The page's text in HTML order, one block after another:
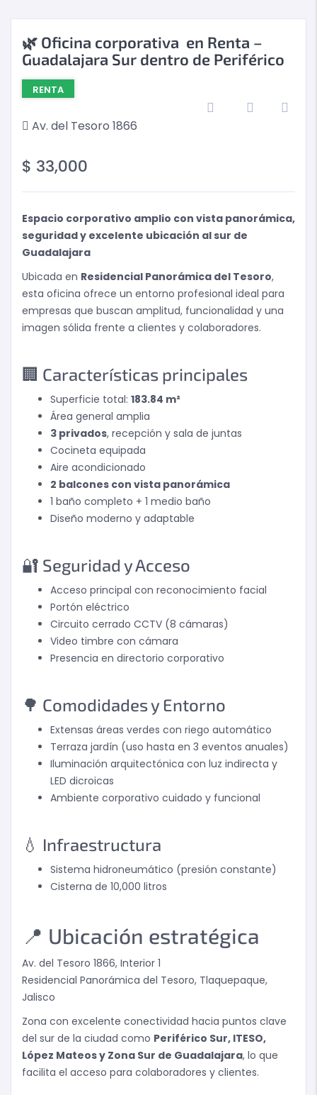
🌿 Oficina corporativa en Renta –
Guadalajara Sur dentro de Periférico
RENTA
Av. del Tesoro 1866
$ 33,000
Espacio corporativo amplio con vista panorámica,
seguridad y excelente ubicación al sur de
Guadalajara
Ubicada en Residencial Panorámica del Tesoro,
esta oficina ofrece un entorno profesional ideal para
empresas que buscan amplitud, funcionalidad y una
imagen sólida frente a clientes y colaboradores.
🏢 Características principales
Superficie total: 183.84 m²
Área general amplia
3 privados, recepción y sala de juntas
Cocineta equipada
Aire acondicionado
2 balcones con vista panorámica
1 baño completo + 1 medio baño
Diseño moderno y adaptable
🔐 Seguridad y Acceso
Acceso principal con reconocimiento facial
Portón eléctrico
Circuito cerrado CCTV (8 cámaras)
Video timbre con cámara
Presencia en directorio corporativo
🌳 Comodidades y Entorno
Extensas áreas verdes con riego automático
Terraza jardín (uso hasta en 3 eventos anuales)
Iluminación arquitectónica con luz indirecta y
LED dicroicas
Ambiente corporativo cuidado y funcional
💧 Infraestructura
Sistema hidroneumático (presión constante)
Cisterna de 10,000 litros
📍 Ubicación estratégica
Av. del Tesoro 1866, Interior 1
Residencial Panorámica del Tesoro, Tlaquepaque,
Jalisco
Zona con excelente conectividad hacia puntos clave
del sur de la ciudad como Periférico Sur, ITESO,
López Mateos y Zona Sur de Guadalajara, lo que
facilita el acceso para colaboradores y clientes.